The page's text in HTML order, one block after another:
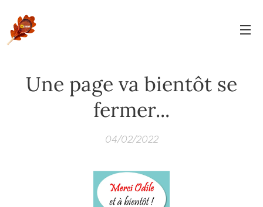
Une page va bientôt se
fermer...
04/02/2022